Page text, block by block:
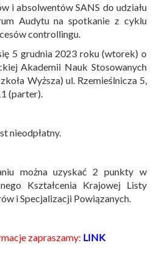
i absolwentów SANS do udziału
Audytu na spotkanie z cyklu
controllingu.
5 grudnia 2023 roku (wtorek) o
Akademii Nauk Stosowanych
Wyższa) ul. Rzemieślnicza 5,
(parter).
nieodpłatny.
można uzyskać 2 punkty w
Kształcenia Krajowej Listy
i Specjalizacji Powiązanych.
zapraszamy: LINK